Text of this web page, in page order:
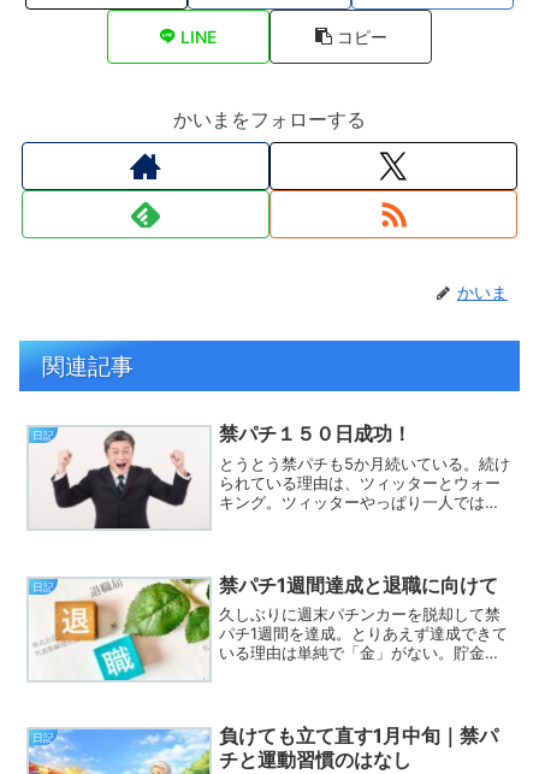
LINE コピー
かいまをフォローする
かいま
関連記事
日記 禁パチ１５０日成功！
とうとう禁パチも5か月続いている。続け
られている理由は、ツィッターとウォー
キング。ツィッターやっぱり一人では、
存症です。禁パチがんば...
日記 禁パチ1週間達成と退職に向けて
久しぶりに週末パチンカーを脱却して禁
パチ1週間を達成。とりあえず達成できて
いる理由は単純で「金」がない。貯金も
ればならない。ただ...
日記
負けても立て直す1月中旬｜禁パ
チと運動習慣のはなし